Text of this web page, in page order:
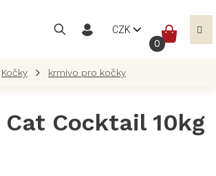
CZK
Kočky krmivo pro kočky
Cat Cocktail 10kg